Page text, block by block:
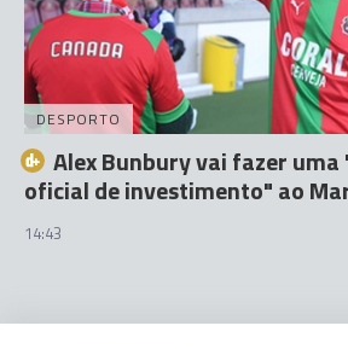
DESPORTO
Alex Bunbury vai fazer
oficial de investimento" ao
14:43